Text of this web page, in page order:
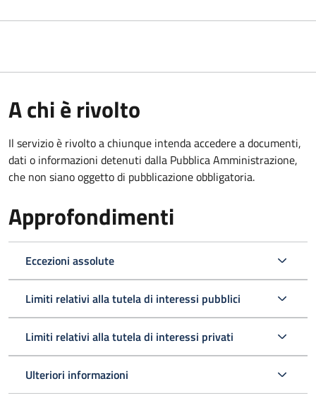
A chi è rivolto
Il servizio è rivolto a chiunque intenda accedere a documenti,
dati o informazioni detenuti dalla Pubblica Amministrazione,
che non siano oggetto di pubblicazione obbligatoria.
Approfondimenti
Eccezioni assolute
Limiti relativi alla tutela di interessi pubblici
Limiti relativi alla tutela di interessi privati
Ulteriori informazioni